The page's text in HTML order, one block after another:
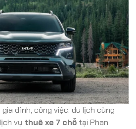
đình, công việc, du lịch cùng
vụ thuê xe 7 chỗ tại Phan